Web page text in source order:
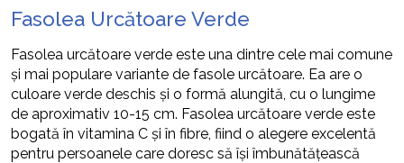
Fasolea Urcătoare Verde
Fasolea urcătoare verde este una dintre cele mai comune
și mai populare variante de fasole urcătoare. Ea are o
culoare verde deschis și o formă alungită, cu o lungime
de aproximativ 10-15 cm. Fasolea urcătoare verde este
bogată în vitamina C și în fibre, fiind o alegere excelentă
pentru persoanele care doresc să își îmbunătățească